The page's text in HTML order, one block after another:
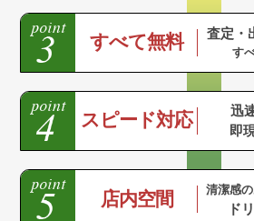
すべて無料 査定・
す
スピード対応 迅
即
店内空間 清潔感
ド